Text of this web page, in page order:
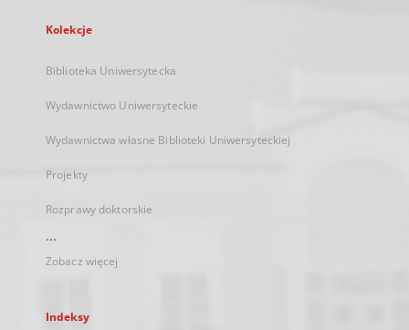
Kolekcje
Biblioteka Uniwersytecka
Wydawnictwo Uniwersyteckie
Wydawnictwa własne Biblioteki Uniwersyteckiej
Projekty
Rozprawy doktorskie
...
Zobacz więcej
Indeksy